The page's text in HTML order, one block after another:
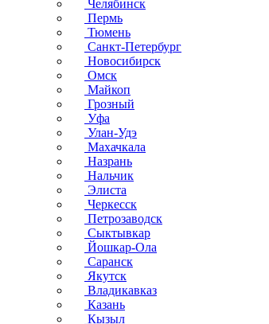
Челябинск
Пермь
Тюмень
Санкт-Петербург
Новосибирск
Омск
Майкоп
Грозный
Уфа
Улан-Удэ
Махачкала
Назрань
Нальчик
Элиста
Черкесск
Петрозаводск
Сыктывкар
Йошкар-Ола
Саранск
Якутск
Владикавказ
Казань
Кызыл